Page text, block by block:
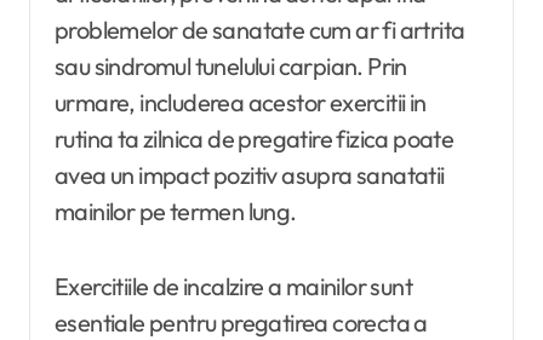
problemelor de sanatate cum ar fi artrita
sau sindromul tunelului carpian. Prin
urmare, includerea acestor exercitii in
rutina ta zilnica de pregatire fizica poate
avea un impact pozitiv asupra sanatatii
mainilor pe termen lung.
Exercitiile de incalzire a mainilor sunt
esentiale pentru pregatirea corecta a